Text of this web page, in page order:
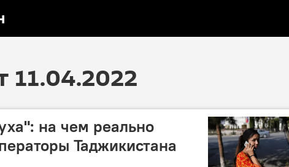
11.04.2022
на чем реально
Таджикистана